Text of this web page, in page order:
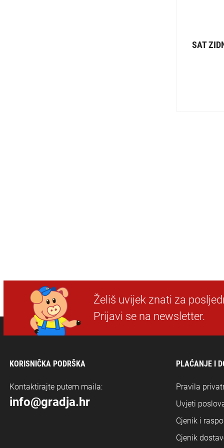
SAT
Želiš uvijek znati za
Prijavi se na newsletter.
KORISNIČKA PODRŠKA
Kontaktirajte putem maila:
info@gradja.hr
PLAĆANJE I
Pravila
Uvjeti
Cjenik i
Cjenik